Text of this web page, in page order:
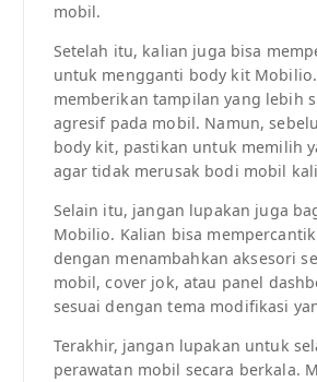
mobil.
Setelah itu, kalian juga bisa
untuk mengganti body kit
memberikan tampilan yang lebih
agresif pada mobil. Namun,
body kit, pastikan untuk memilih
agar tidak merusak bodi mobil
Selain itu, jangan lupakan juga
Mobilio. Kalian bisa
dengan menambahkan aksesori
mobil, cover jok, atau panel
sesuai dengan tema modifikasi
Terakhir, jangan lupakan untuk
perawatan mobil secara berkala.